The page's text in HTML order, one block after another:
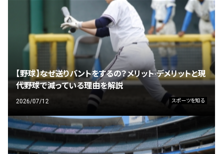
【野球】なぜ送りバントをするの？メリット·デメリットと現
代野球で減っている理由を解説
2026/07/12 スポーツを知る